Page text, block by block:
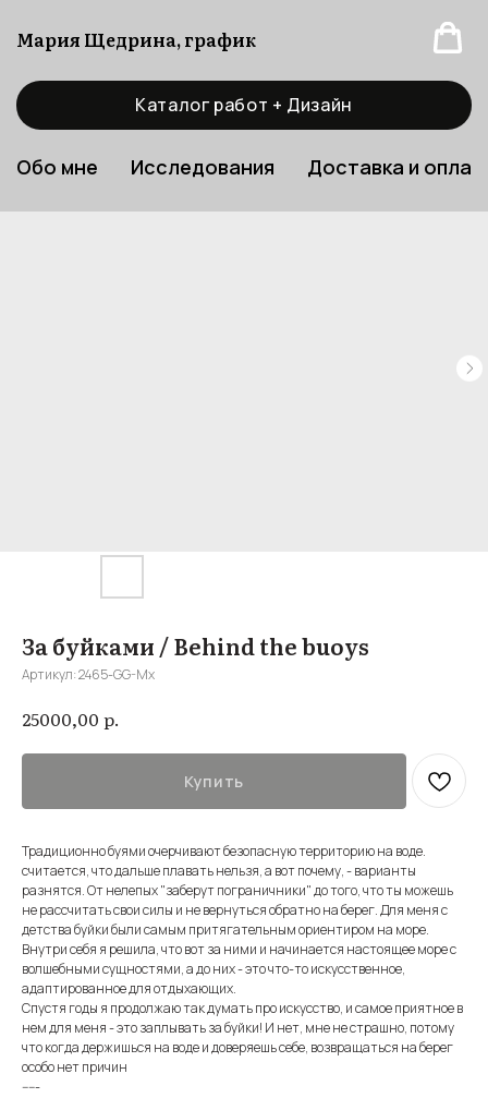
Мария Щедрина, график
Каталог работ + Дизайн
Обо мне Исследования Доставка и
За буйками / Behind the buoys
Артикул:2465-GG-Mx
25000,00 р.
Купить
Традиционно буями очерчивают безопасную территорию на воде.
считается, что дальше плавать нельзя, а вот почему, - варианты
разнятся. От нелепых "заберут пограничники" до того, что ты можешь
не рассчитать свои силы и не вернуться обратно на берег. Для меня с
детства буйки были самым притягательным ориентиром на море.
Внутри себя я решила, что вот за ними и начинается настоящее море c
волшебными сущностями, а до них - это что-то искусственное,
адаптированное для отдыхающих.
Спустя годы я продолжаю так думать про искусство, и самое приятное в
нем для меня - это заплывать за буйки! И нет, мне не страшно, потому
что когда держишься на воде и доверяешь себе, возвращаться на берег
особо нет причин
-----